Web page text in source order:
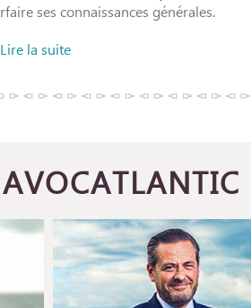
ses connaissances générales.
Lire la suite
AVOCATLANTIC